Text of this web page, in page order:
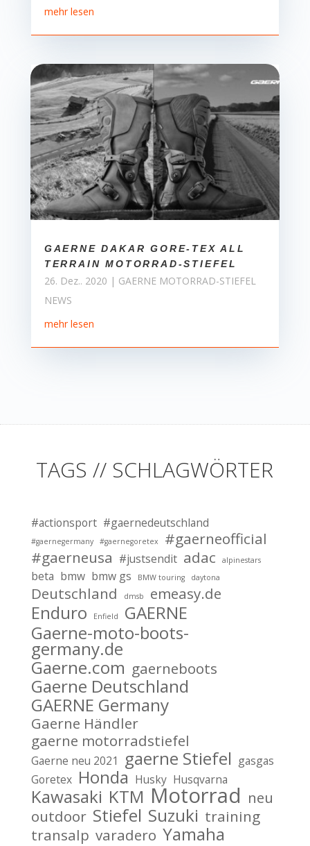
mehr lesen
GAERNE DAKAR GORE-TEX ALL
TERRAIN MOTORRAD-STIEFEL
26. Dez.. 2020 | GAERNE MOTORRAD-STIEFEL
NEWS
mehr lesen
TAGS // SCHLAGWÖRTER
#actionsport #gaernedeutschland
#gaernegermany #gaernegoretex
#gaerneofficial
#gaerneusa #justsendit adac alpinestars
beta bmw bmw gs BMW touring daytona
Deutschland dmsb emeasy.de
Enduro Enfield
GAERNE
Gaerne-moto-boots-
germany.de
Gaerne.com gaerneboots
Gaerne Deutschland
GAERNE Germany
Gaerne Händler
gaerne motorradstiefel
Gaerne neu 2021 gaerne Stiefel gasgas
Goretex Honda Husky Husqvarna
Kawasaki KTM Motorrad neu
outdoor Stiefel Suzuki training
transalp varadero Yamaha